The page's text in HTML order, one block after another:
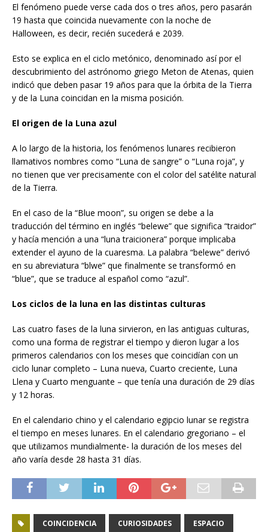
El fenómeno puede verse cada dos o tres años, pero pasarán
19 hasta que coincida nuevamente con la noche de
Halloween, es decir, recién sucederá e 2039.
Esto se explica en el ciclo metónico, denominado así por el
descubrimiento del astrónomo griego Meton de Atenas, quien
indicó que deben pasar 19 años para que la órbita de la Tierra
y de la Luna coincidan en la misma posición.
El origen de la Luna azul
A lo largo de la historia, los fenómenos lunares recibieron
llamativos nombres como “Luna de sangre” o “Luna roja”, y
no tienen que ver precisamente con el color del satélite natural
de la Tierra.
En el caso de la “Blue moon”, su origen se debe a la
traducción del término en inglés “belewe” que significa “traidor”
y hacía mención a una “luna traicionera” porque implicaba
extender el ayuno de la cuaresma. La palabra “belewe” derivó
en su abreviatura “blwe” que finalmente se transformó en
“blue”, que se traduce al español como “azul”.
Los ciclos de la luna en las distintas culturas
Las cuatro fases de la luna sirvieron, en las antiguas culturas,
como una forma de registrar el tiempo y dieron lugar a los
primeros calendarios con los meses que coincidían con un
ciclo lunar completo – Luna nueva, Cuarto creciente, Luna
Llena y Cuarto menguante – que tenía una duración de 29 días
y 12 horas.
En el calendario chino y el calendario egipcio lunar se registra
el tiempo en meses lunares. En el calendario gregoriano – el
que utilizamos mundialmente- la duración de los meses del
año varía desde 28 hasta 31 días.
COINCIDENCIA CURIOSIDADES ESPACIO